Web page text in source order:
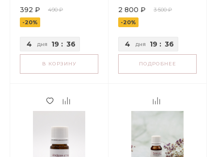
392 ₽
490 ₽
-20%
4 дня 19 : 36
В КОРЗИНУ
2 800 ₽
3 500 ₽
-20%
4 дня 19 : 36
ПОДРОБНЕЕ